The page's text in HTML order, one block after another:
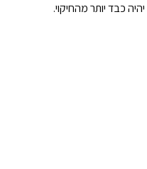
כבד יותר מהחיקוי.